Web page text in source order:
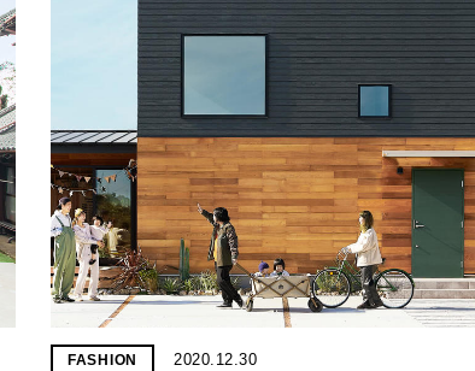
FASHION 2020.12.30